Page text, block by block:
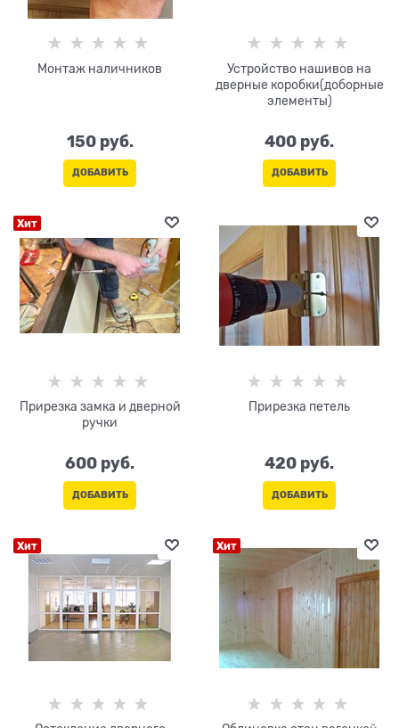
Монтаж наличников
150 руб.
ДОБАВИТЬ
Устройство нашивов на
дверные коробки(доборные
элементы)
400 руб.
ДОБАВИТЬ
Хит
Прирезка замка и дверной
ручки
600 руб.
ДОБАВИТЬ
Прирезка петель
420 руб.
ДОБАВИТЬ
Хит Хит